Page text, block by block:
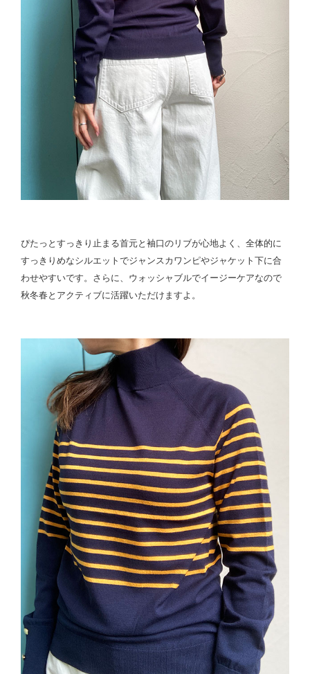
ぴたっとすっきり止まる首元と袖口のリブが心地よく、全体的に
すっきりめなシルエットでジャンスカワンピやジャケット下に合
わせやすいです。さらに、ウォッシャブルでイージーケアなので
秋冬春とアクティブに活躍いただけますよ。